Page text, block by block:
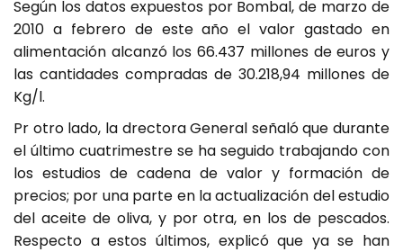
Según los datos expuestos por Bombal, de marzo de
2010 a febrero de este año el valor gastado en
alimentación alcanzó los 66.437 millones de euros y
las cantidades compradas de 30.218,94 millones de
Kg/l.
Pr otro lado, la drectora General señaló que durante
el último cuatrimestre se ha seguido trabajando con
los estudios de cadena de valor y formación de
precios; por una parte en la actualización del estudio
del aceite de oliva, y por otra, en los de pescados.
Respecto a estos últimos, explicó que ya se han